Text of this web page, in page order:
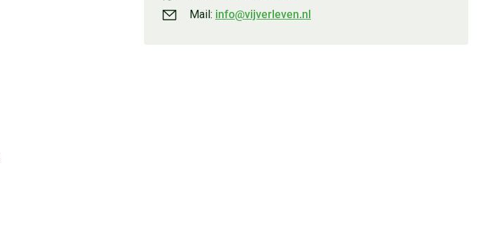
Mail: info@vijverleven.nl